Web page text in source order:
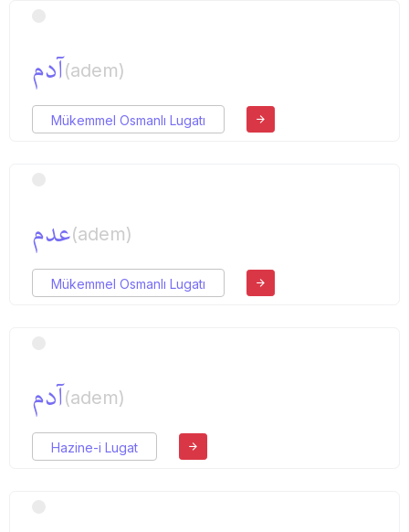
آدم(adem)
Mükemmel Osmanlı Lugatı
عدم(adem)
Mükemmel Osmanlı Lugatı
آدم(adem)
Hazine-i Lugat